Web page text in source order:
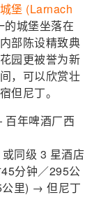
堡 (Larnach
的城堡坐落在
部陈设精致典
园更被誉为新
，可以欣赏壮
但尼丁。
年啤酒厂西
同级 3 星酒店
分钟／295公
里) → 但尼丁